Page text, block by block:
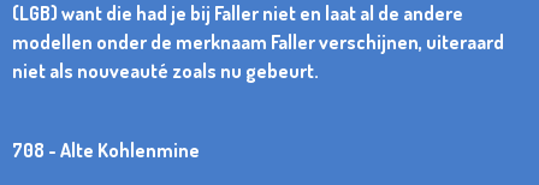
(LGB) want die had je bij Faller niet en laat al de andere
modellen onder de merknaam Faller verschijnen, uiteraard
niet als nouveauté zoals nu gebeurt.
708 - Alte Kohlenmine